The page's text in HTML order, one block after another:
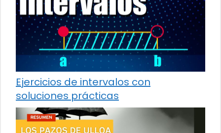
Ejercicios de intervalos con
soluciones prácticas